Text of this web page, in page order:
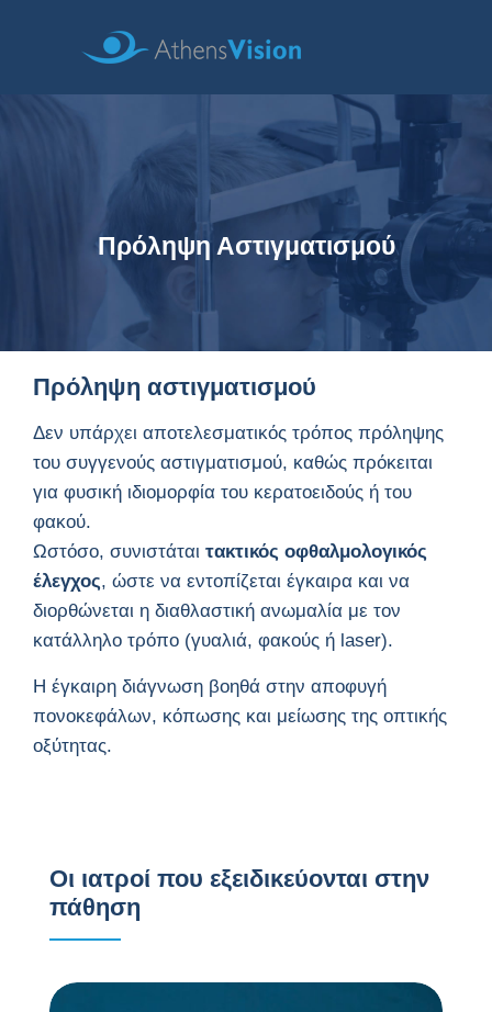
Πρόληψη Αστιγματισμού
Πρόληψη αστιγματισμού
Δεν υπάρχει αποτελεσματικός τρόπος πρόληψης
του συγγενούς αστιγματισμού, καθώς πρόκειται
για φυσική ιδιομορφία του κερατοειδούς ή του
φακού.
Ωστόσο, συνιστάται τακτικός οφθαλμολογικός
έλεγχος, ώστε να εντοπίζεται έγκαιρα και να
διορθώνεται η διαθλαστική ανωμαλία με τον
κατάλληλο τρόπο (γυαλιά, φακούς ή laser).
Η έγκαιρη διάγνωση βοηθά στην αποφυγή
πονοκεφάλων, κόπωσης και μείωσης της οπτικής
οξύτητας.
Οι ιατροί που εξειδικεύονται στην
πάθηση